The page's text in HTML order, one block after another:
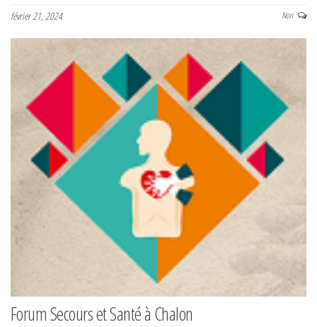
février 21, 2024 Non
Forum Secours et Santé à Chalon